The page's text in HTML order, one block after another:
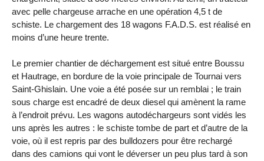
avec pelle chargeuse arrache en une opération 4,5 t de
schiste. Le chargement des 18 wagons F.A.D.S. est réalisé en
moins d’une heure trente.
Le premier chantier de déchargement est situé entre Boussu
et Hautrage, en bordure de la voie principale de Tournai vers
Saint-Ghislain. Une voie a été posée sur un remblai ; le train
sous charge est encadré de deux diesel qui amènent la rame
à l’endroit prévu. Les wagons autodéchargeurs sont vidés les
uns après les autres : le schiste tombe de part et d’autre de la
voie, où il est repris par des bulldozers pour être rechargé
dans des camions qui vont le déverser un peu plus tard à son